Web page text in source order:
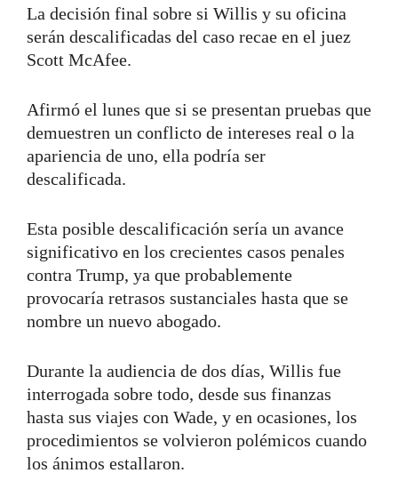
La decisión final sobre si Willis y su oficina
serán descalificadas del caso recae en el juez
Scott McAfee.
Afirmó el lunes que si se presentan pruebas que
demuestren un conflicto de intereses real o la
apariencia de uno, ella podría ser
descalificada.
Esta posible descalificación sería un avance
significativo en los crecientes casos penales
contra Trump, ya que probablemente
provocaría retrasos sustanciales hasta que se
nombre un nuevo abogado.
Durante la audiencia de dos días, Willis fue
interrogada sobre todo, desde sus finanzas
hasta sus viajes con Wade, y en ocasiones, los
procedimientos se volvieron polémicos cuando
los ánimos estallaron.